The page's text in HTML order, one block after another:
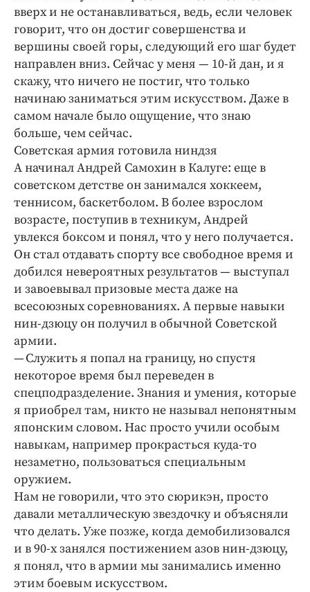
вверх и не останавливаться, ведь, если человек
говорит, что он достиг совершенства и
вершины своей горы, следующий его шаг будет
направлен вниз. Сейчас у меня — 10‑й дан, и я
скажу, что ничего не постиг, что только
начинаю заниматься этим искусством. Даже в
самом начале было ощущение, что знаю
больше, чем сейчас.
Советская армия готовила ниндзя
А начинал Андрей Самохин в Калуге: еще в
советском детстве он занимался хоккеем,
теннисом, баскетболом. В более взрослом
возрасте, поступив в техникум, Андрей
увлекся боксом и понял, что у него получается.
Он стал отдавать спорту все свободное время и
добился невероятных результатов — выступал
и завоевывал призовые места даже на
всесоюзных соревнованиях. А первые навыки
нин-дзюцу он получил в обычной Советской
армии.
— Служить я попал на границу, но спустя
некоторое время был переведен в
спецподразделение. Знания и умения, которые
я приобрел там, никто не называл непонятным
японским словом. Нас просто учили особым
навыкам, например прокрасться куда-то
незаметно, пользоваться специальным
оружием.
Нам не говорили, что это сюрикэн, просто
давали металлическую звездочку и объясняли
что делать. Уже позже, когда демобилизовался
и в 90‑х занялся постижением азов нин-дзюцу,
я понял, что в армии мы занимались именно
этим боевым искусством.